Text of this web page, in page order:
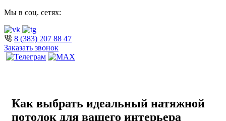
Мы в соц. сетях:
8 (383) 207 88 47
Заказать звонок
Как выбрать идеальный натяжной
потолок для вашего интерьера